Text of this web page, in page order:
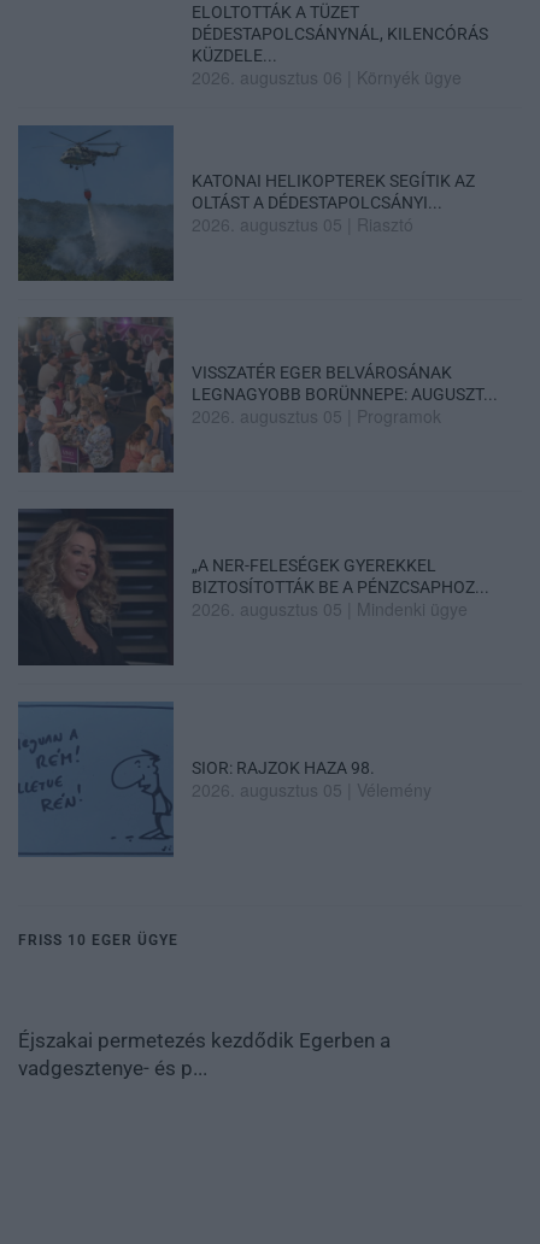
ELOLTOTTÁK A TÜZET
DÉDESTAPOLCSÁNYNÁL, KILENCÓRÁS
KÜZDELE...
2026. augusztus 06 Környék ügye
KATONAI HELIKOPTEREK SEGÍTIK AZ
OLTÁST A DÉDESTAPOLCSÁNYI...
2026. augusztus 05 Riasztó
VISSZATÉR EGER BELVÁROSÁNAK
LEGNAGYOBB BORÜNNEPE: AUGUSZT...
2026. augusztus 05 Programok
„A NER-FELESÉGEK GYEREKKEL
BIZTOSÍTOTTÁK BE A PÉNZCSAPHOZ...
2026. augusztus 05 Mindenki ügye
SIOR: RAJZOK HAZA 98.
2026. augusztus 05 Vélemény
FRISS 10 EGER ÜGYE
Éjszakai permetezés kezdődik Egerben a
vadgesztenye- és p...